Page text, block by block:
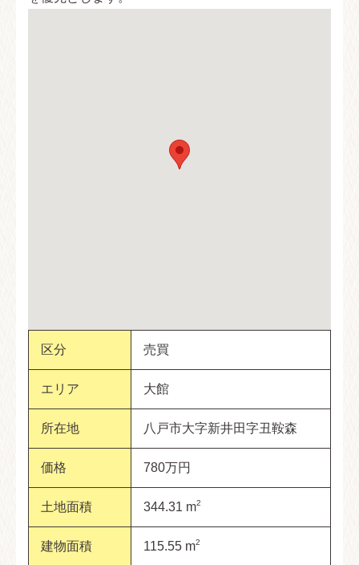
区分 売買
エリア 大館
所在地 八戸市大字新井田字丑鞍森
価格 780万円
土地面積 344.31 m2
建物面積 115.55 m2